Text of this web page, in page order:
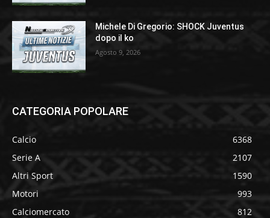
Michele Di Gregorio: SHOCK Juventus
dopo il ko
Agosto 9, 2026
CATEGORIA POPOLARE
Calcio
6368
Serie A
2107
Altri Sport
1590
Motori
993
Calciomercato
812